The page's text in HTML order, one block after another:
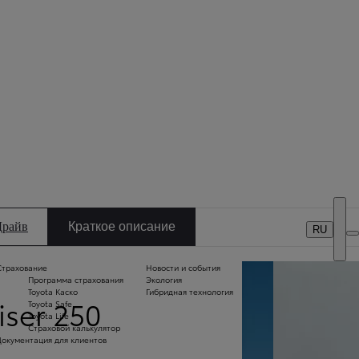
Кредитный калькулятор Дилерские центры
Программа страхования
Toyota Каско
Toyota Safe
Toyota Life
Страховой калькулятор
для клиентов
Новости и события
Экология
Гибридная технология
RU
ценообразованияКраткое описание
250